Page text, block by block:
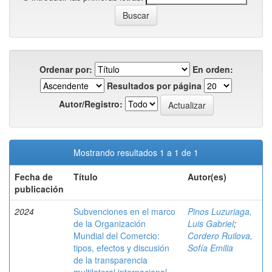
Ordenar por:
En orden:
Resultados por página
Autor/Registro:
Mostrando resultados 1 a 1 de 1
Fecha de
publicación
Título Autor(es)
2024
Subvenciones en el marco
de la Organización
Mundial del Comercio:
tipos, efectos y discusión
de la transparencia
Pinos Luzuriaga,
Luis Gabriel;
Cordero Ruilova,
Sofía Emilia